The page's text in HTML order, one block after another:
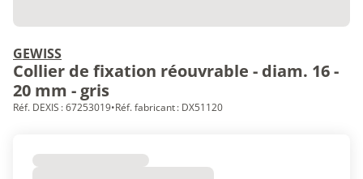
GEWISS
Collier de fixation réouvrable - diam. 16 -
20 mm - gris
Réf. DEXIS : 67253019•Réf. fabricant : DX51120